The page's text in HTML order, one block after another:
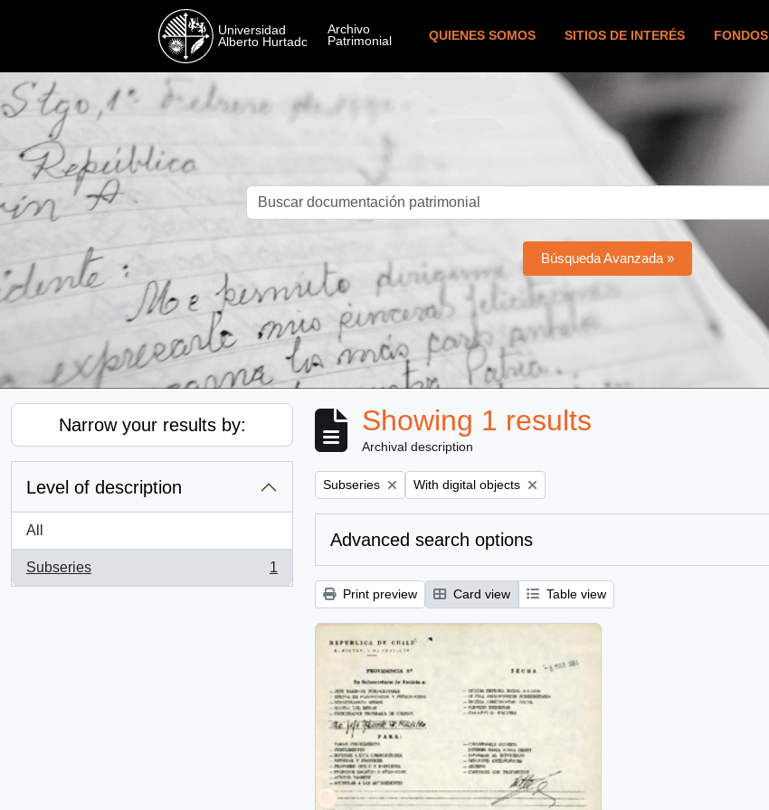
QUIENES SOMOS SITIOS DE INTERÉS FONDOS
Búsqueda Avanzada »
Narrow your results by:
Level of description
All
Subseries
, 1 results
1
Showing 1 results
Archival description
Remove filter:
Subseries Remove filter:
With digital objects
Advanced search options
Print preview Card view Table view